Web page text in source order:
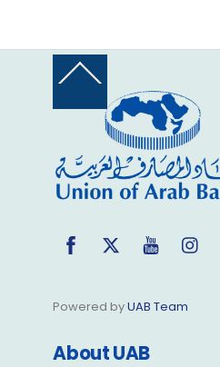
Back
Top
Facebook
Twitter YouTube
Powered byUAB Team
About UAB